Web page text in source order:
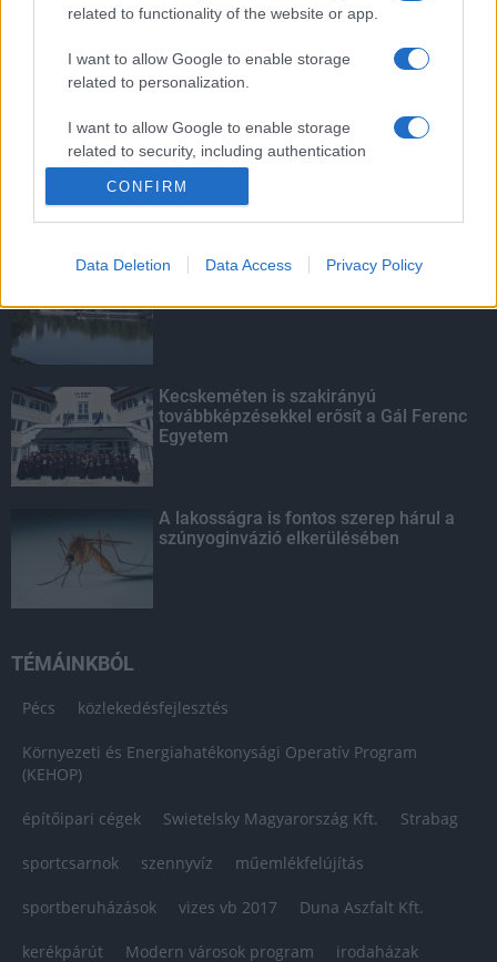
related to functionality of the website or app.
I want to allow Google to enable storage
related to personalization.
I want to allow Google to enable storage
related to security, including authentication
functionality and fraud prevention, and other
user protection.
CONFIRM
Data Deletion Data Access Privacy Policy
Mit lát és mit lát nem a VÉDA?
Megérkezett az eső a Duna
Kecskeméten is szakirányú
továbbképzésekkel erősít a Gál Ferenc
Egyetem
A lakosságra is fontos szerep hárul a
szúnyoginvázió elkerülésében
TÉMÁINKBÓL
Pécs közlekedésfejlesztés
Környezeti és Energiahatékonysági Operatív Program
(KEHOP)
építőipari cégek Swietelsky Magyarország Kft. Strabag
sportcsarnok szennyvíz műemlékfelújítás
sportberuházások vizes vb 2017 Duna Aszfalt Kft.
kerékpárút Modern városok program irodaházak